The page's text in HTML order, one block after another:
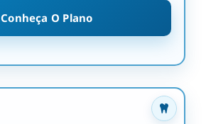
Conheça O Plano